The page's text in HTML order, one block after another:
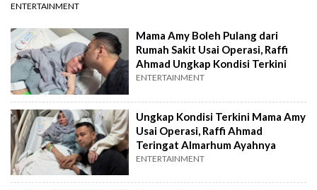
ENTERTAINMENT
Mama Amy Boleh Pulang dari
Rumah Sakit Usai Operasi, Raffi
Ahmad Ungkap Kondisi Terkini
ENTERTAINMENT
Ungkap Kondisi Terkini Mama Amy
Usai Operasi, Raffi Ahmad
Teringat Almarhum Ayahnya
ENTERTAINMENT